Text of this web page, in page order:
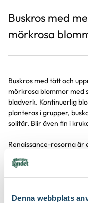
Denna webbplats
Buskros med
mörkrosa
Buskros med tätt och
mörkrosa blommor med
bladverk. Kontinuerlig
planteras i grupper,
solitär. Blir även fin i
Renaissance-rosorna är
utseende, doft,
blomning, härdighet och